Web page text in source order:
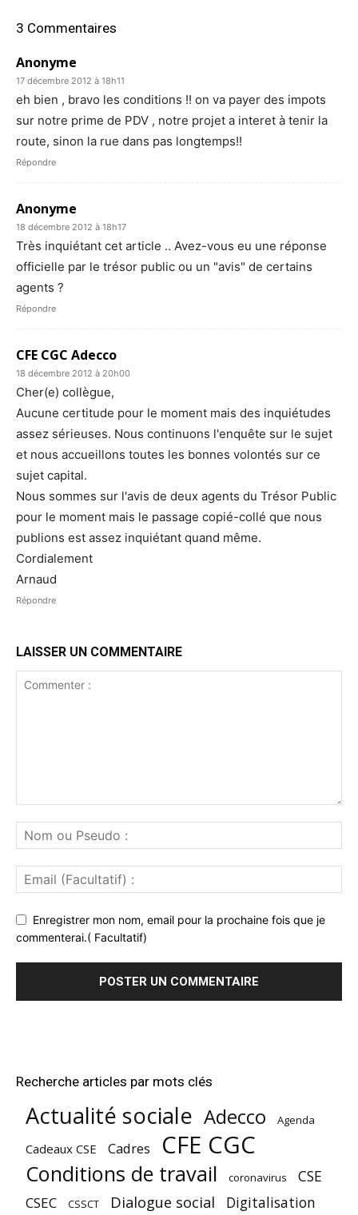
3 Commentaires
Anonyme
17 décembre 2012 à 18h11
eh bien , bravo les conditions !! on va payer des impots
sur notre prime de PDV , notre projet a interet à tenir la
route, sinon la rue dans pas longtemps!!
Répondre
Anonyme
18 décembre 2012 à 18h17
Très inquiétant cet article .. Avez-vous eu une réponse
officielle par le trésor public ou un "avis" de certains
agents ?
Répondre
CFE CGC Adecco
18 décembre 2012 à 20h00
Cher(e) collègue,
Aucune certitude pour le moment mais des inquiétudes
assez sérieuses. Nous continuons l'enquête sur le sujet
et nous accueillons toutes les bonnes volontés sur ce
sujet capital.
Nous sommes sur l'avis de deux agents du Trésor Public
pour le moment mais le passage copié-collé que nous
publions est assez inquiétant quand même.
Cordialement
Arnaud
Répondre
LAISSER UN COMMENTAIRE
Enregistrer mon nom, email pour la prochaine fois que je
commenterai.( Facultatif)
Recherche articles par mots clés
Actualité sociale Adecco Agenda
Cadeaux CSE Cadres CFE CGC
Conditions de travail coronavirus CSE
CSEC CSSCT Dialogue social Digitalisation